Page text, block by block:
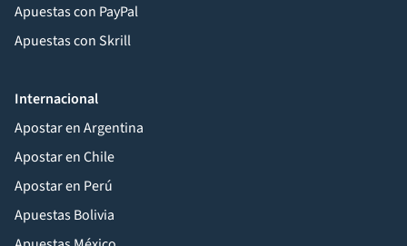
Apuestas con PayPal
Apuestas con Skrill
Internacional
Apostar en Argentina
Apostar en Chile
Apostar en Perú
Apuestas Bolivia